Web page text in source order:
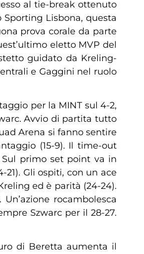
al tie-break ottenuto
Lisbona, questa
prova corale da parte
eletto MVP del
guidato da Kreling-
e Gaggini nel ruolo
per la MINT sul 4-2,
Avvio di partita tutto
Arena si fanno sentire
(15-9). Il time-out
Sul primo set point va in
Gli ospiti, con un ace
ed è parità (24-24).
rocambolesca
Szwarc per il 28-27.
di Beretta aumenta il